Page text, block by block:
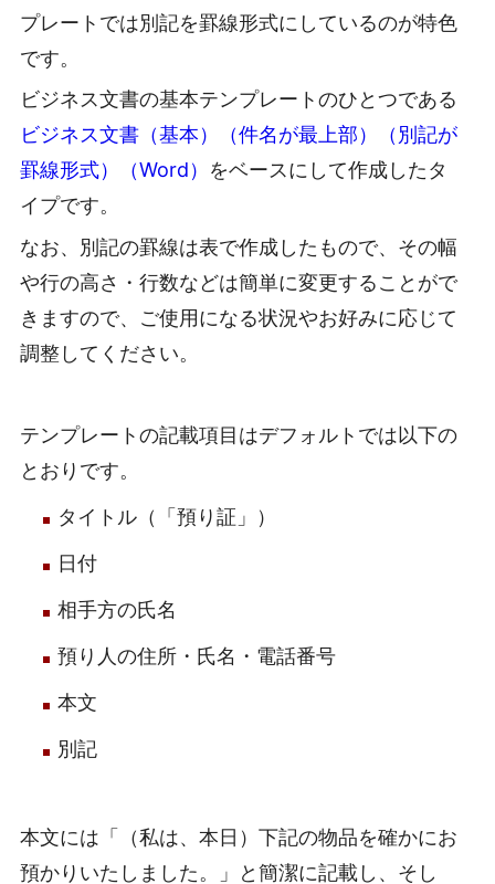
プレートでは別記を罫線形式にしているのが特色
です。
ビジネス文書の基本テンプレートのひとつである
ビジネス文書（基本）（件名が最上部）（別記が
罫線形式）（Word） をベースにして作成したタ
イプです。
なお、別記の罫線は表で作成したもので、その幅
や行の高さ・行数などは簡単に変更することがで
きますので、ご使用になる状況やお好みに応じて
調整してください。
テンプレートの記載項目はデフォルトでは以下の
とおりです。
タイトル（「預り証」）
日付
相手方の氏名
預り人の住所・氏名・電話番号
本文
別記
本文には「（私は、本日）下記の物品を確かにお
預かりいたしました。」と簡潔に記載し、そし